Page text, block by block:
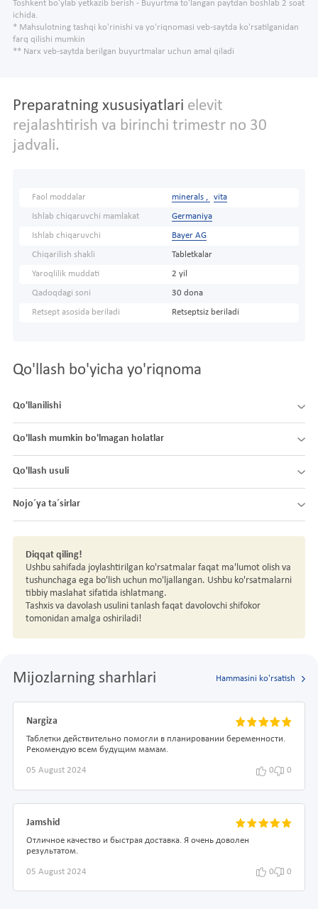
Toshkent bo'ylab yetkazib berish - Buyurtma to'langan paytdan boshlab 2 soat
ichida.
* Mahsulotning tashqi ko'rinishi va yo'riqnomasi veb-saytda ko'rsatilganidan
farq qilishi mumkin
** Narx veb-saytda berilgan buyurtmalar uchun amal qiladi
Preparatning xususiyatlari elevit
rejalashtirish va birinchi trimestr no 30
jadvali.
Faol moddalar minerals , vita
Ishlab chiqaruvchi mamlakat Germaniya
Ishlab chiqaruvchi Bayer AG
Chiqarilish shakli Tabletkalar
Yaroqlilik muddati 2 yil
Qadoqdagi soni 30 dona
Retsept asosida beriladi Retseptsiz beriladi
Qo'llash bo'yicha yo'riqnoma
Qo'llanilishi
Qo'llash mumkin bo'lmagan holatlar
Qo'llash usuli
Nojo´ya ta´sirlar
Diqqat qiling!
Ushbu sahifada joylashtirilgan ko'rsatmalar faqat ma'lumot olish va
tushunchaga ega bo'lish uchun mo'ljallangan. Ushbu ko'rsatmalarni
tibbiy maslahat sifatida ishlatmang.
Tashxis va davolash usulini tanlash faqat davolovchi shifokor
tomonidan amalga oshiriladi!
Mijozlarning sharhlari Hammasini ko'rsatish
Nargiza
Таблетки действительно помогли в планировании беременности.
Рекомендую всем будущим мамам.
05 August 2024 0 0
Jamshid
Отличное качество и быстрая доставка. Я очень доволен
результатом.
05 August 2024 0 0